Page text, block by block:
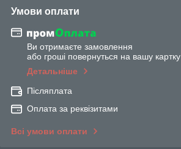
Умови оплати
Ви отримаєте замовлення
або гроші повернуться на вашу картку
Детальніше
Післяплата
Оплата за реквізитами
Всі умови оплати